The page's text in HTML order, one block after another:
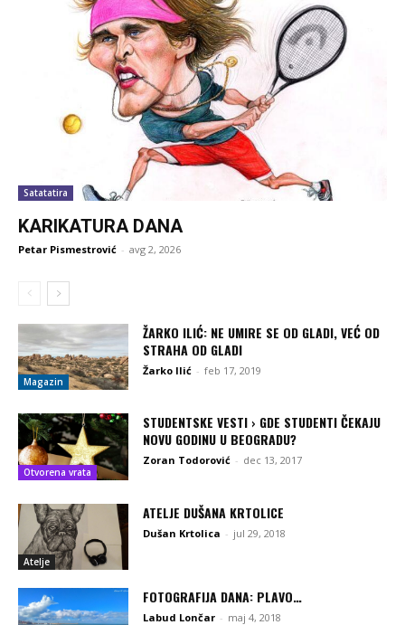
Satatatira
KARIKATURA DANA
Petar Pismestrović - avg 2, 2026
Magazin
ŽARKO ILIĆ: NE UMIRE SE OD GLADI, VEĆ OD
STRAHA OD GLADI
Žarko Ilić - feb 17, 2019
Otvorena vrata
STUDENTSKE VESTI › GDE STUDENTI ČEKAJU
NOVU GODINU U BEOGRADU?
Zoran Todorović - dec 13, 2017
Atelje
ATELJE DUŠANA KRTOLICE
Dušan Krtolica - jul 29, 2018
FOTOGRAFIJA DANA: PLAVO…
Labud Lončar - maj 4, 2018